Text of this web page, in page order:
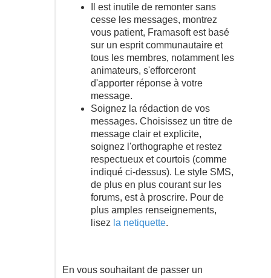
Il est inutile de remonter sans
cesse les messages, montrez
vous patient, Framasoft est basé
sur un esprit communautaire et
tous les membres, notamment les
animateurs, s'efforceront
d'apporter réponse à votre
message.
Soignez la rédaction de vos
messages. Choisissez un titre de
message clair et explicite,
soignez l'orthographe et restez
respectueux et courtois (comme
indiqué ci-dessus). Le style SMS,
de plus en plus courant sur les
forums, est à proscrire. Pour de
plus amples renseignements,
lisez la netiquette.
En vous souhaitant de passer un